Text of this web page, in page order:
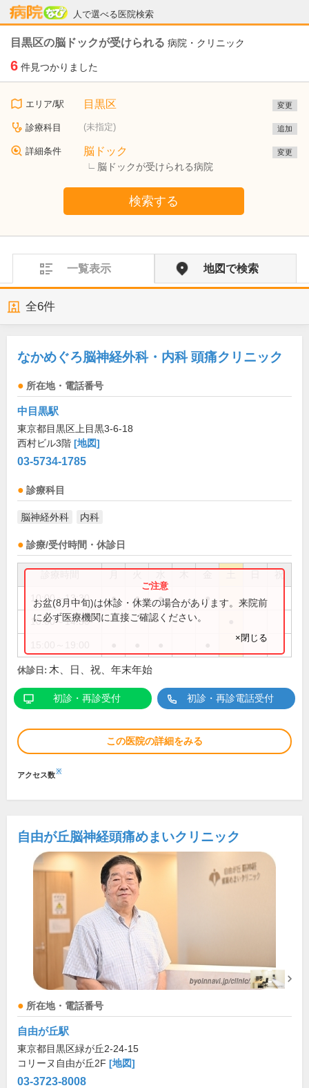
人で選べる医院検索
病院なび
目黒区の脳ドックが受けられる 病院・クリニック
6 件見つかりました
エリア/駅 目黒区 変更
診療科目 (未指定) 追加
詳細条件 脳ドック
脳ドックが受けられる病院
変更
検索する
一覧表示 地図で検索
全6件
なかめぐろ脳神経外科・内科 頭痛クリニック
所在地・電話番号
中目黒駅
東京都目黒区上目黒3-6-18
西村ビル3階 [地図]
03-5734-1785
診療科目
脳神経外科 内科
診療/受付時間・休診日
祝
10:00～13:30 ● ● ● ●
10:00～14:30
お盆(8月中旬)は休診・休業の場合があります。来院前
に必ず医療機関に直接ご確認ください。
×閉じる
休診日: 木、日、祝、年末年始
初診・再診受付 初診・再診電話受付
この医院の詳細をみる
アクセス数※
自由が丘脳神経頭痛めまいクリニック
所在地・電話番号
自由が丘駅
東京都目黒区緑が丘2-24-15
コリーヌ自由が丘2F [地図]
03-3723-8008